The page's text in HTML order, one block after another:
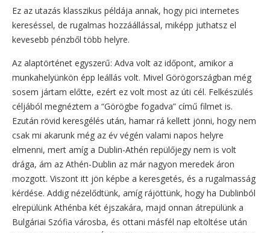
Ez az utazás klasszikus példája annak, hogy pici internetes
kereséssel, de rugalmas hozzáállással, miképp juthatsz el
kevesebb pénzből több helyre.
Az alaptörténet egyszerű: Adva volt az időpont, amikor a
munkahelyünkön épp leállás volt. Mivel Görögországban még
sosem jártam előtte, ezért ez volt most az úti cél. Felkészülés
céljából megnéztem a “Görögbe fogadva” című filmet is.
Ezután rövid keresgélés után, hamar rá kellett jönni, hogy nem
csak mi akarunk még az év végén valami napos helyre
elmenni, mert amíg a Dublin-Athén repülőjegy nem is volt
drága, ám az Athén-Dublin az már nagyon meredek áron
mozgott. Viszont itt jön képbe a keresgetés, és a rugalmasság
kérdése. Addig nézelődtünk, amíg rájöttünk, hogy ha Dublinból
elrepülünk Athénba két éjszakára, majd onnan átrepülünk a
Bulgáriai Szófia városba, és ottani másfél nap eltöltése után